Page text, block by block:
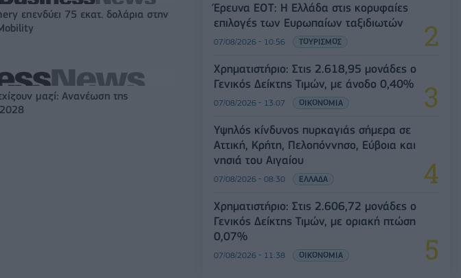
επενδύει 75 εκατ. δολάρια στην
μαζί: Ανανέωση της
2028
Έρευνα ΕΟΤ: Η Ελλάδα στις κορυφαίες
επιλογές των Ευρωπαίων ταξιδιωτών
07/08/2026 - 10:56 ΤΟΥΡΙΣΜΟΣ
Χρηματιστήριο: Στις 2.618,95 μονάδες ο
Γενικός Δείκτης Τιμών, με άνοδο 0,40%
07/08/2026 - 13:07 ΟΙΚΟΝΟΜΙΑ
Υψηλός κίνδυνος πυρκαγιάς σήμερα σε
Αττική, Κρήτη, Πελοπόννησο, Εύβοια και
νησιά του Αιγαίου
07/08/2026 - 08:30 ΕΛΛΑΔΑ
Χρηματιστήριο: Στις 2.606,72 μονάδες ο
Γενικός Δείκτης Τιμών, με οριακή πτώση
0,07%
07/08/2026 - 11:38 ΟΙΚΟΝΟΜΙΑ